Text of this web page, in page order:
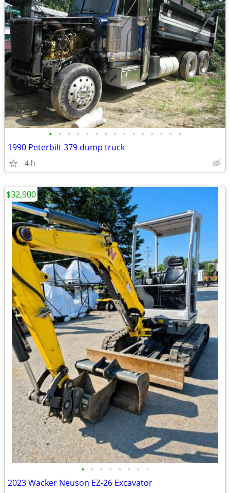
• • • • • • • • • • • • • • •
1990 Peterbilt 379 dump truck
-4 h
• • • • • • • •
2023 Wacker Neuson EZ-26 Excavator
$32,900